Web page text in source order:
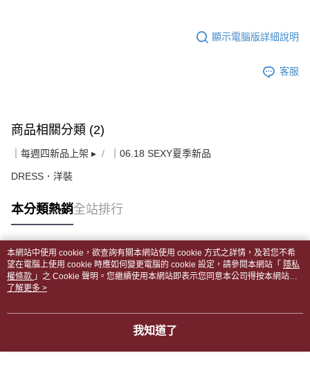
顯示電腦版詳細說明
客服
商品相關分類 (2)
｜每週四新品上架 ▸ ｜06.18 SEXY夏季新品
DRESS．洋裝
本分類熱銷全站排行
熱門標籤
本網站中使用 cookie，欲查詢有關本網站使用 cookie 方式之詳情，及若您不希
望在電腦上使用 cookie 時應如何變更電腦的 cookie 設定，請參閱本網站「 隱私
權條款 」之 Cookie 聲明。您繼續使用本網站即表示您同意本公司得按本網站使
用條款之 Cookie 聲明使用 cookie。
了解更多 >
我知道了